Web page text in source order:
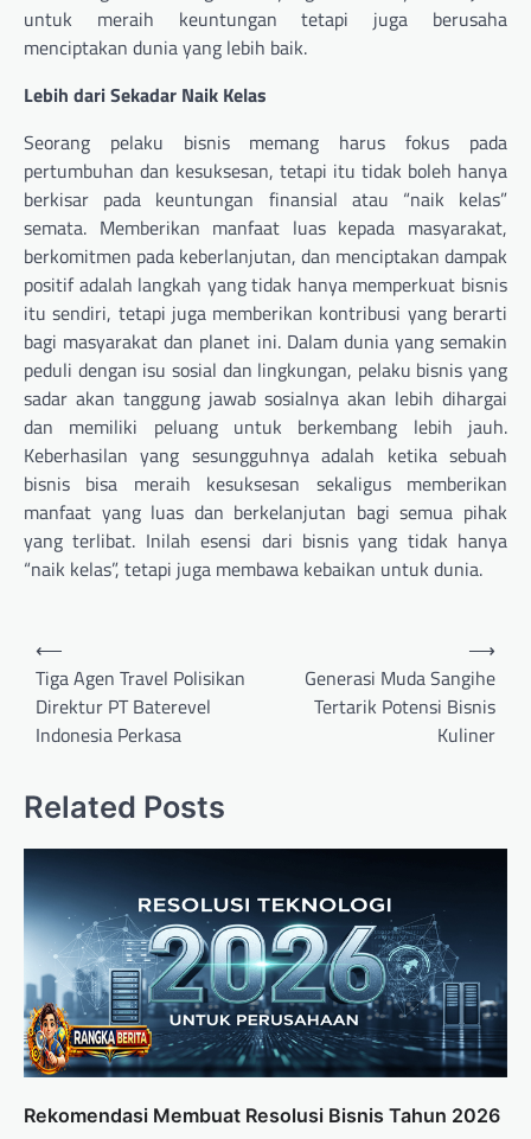
untuk meraih keuntungan tetapi juga berusaha
menciptakan dunia yang lebih baik.
Lebih dari Sekadar Naik Kelas
Seorang pelaku bisnis memang harus fokus pada
pertumbuhan dan kesuksesan, tetapi itu tidak boleh hanya
berkisar pada keuntungan finansial atau “naik kelas”
semata. Memberikan manfaat luas kepada masyarakat,
berkomitmen pada keberlanjutan, dan menciptakan dampak
positif adalah langkah yang tidak hanya memperkuat bisnis
itu sendiri, tetapi juga memberikan kontribusi yang berarti
bagi masyarakat dan planet ini. Dalam dunia yang semakin
peduli dengan isu sosial dan lingkungan, pelaku bisnis yang
sadar akan tanggung jawab sosialnya akan lebih dihargai
dan memiliki peluang untuk berkembang lebih jauh.
Keberhasilan yang sesungguhnya adalah ketika sebuah
bisnis bisa meraih kesuksesan sekaligus memberikan
manfaat yang luas dan berkelanjutan bagi semua pihak
yang terlibat. Inilah esensi dari bisnis yang tidak hanya
“naik kelas”, tetapi juga membawa kebaikan untuk dunia.
Navigasi
pos
⟵
Tiga Agen Travel Polisikan
Direktur PT Baterevel
Indonesia Perkasa
Generasi Muda Sangihe
Tertarik Potensi Bisnis
Kuliner
⟶
Related Posts
Rekomendasi Membuat Resolusi Bisnis Tahun 2026